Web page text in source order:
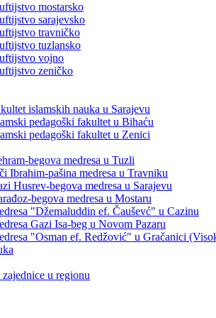
mostarsko
sarajevsko
travničko
tuzlansko
vojno
zeničko
islamskih nauka u Sarajevu
pedagoški fakultet u Bihaću
pedagoški fakultet u Zenici
begova medresa u Tuzli
Ibrahim-pašina medresa u Travniku
Husrev-begova medresa u Sarajevu
begova medresa u Mostaru
"Džemaluddin ef. Čauševć" u Cazinu
Gazi Isa-beg u Novom Pazaru
"Osman ef. Redžović" u Gračanici
zajednice u regionu